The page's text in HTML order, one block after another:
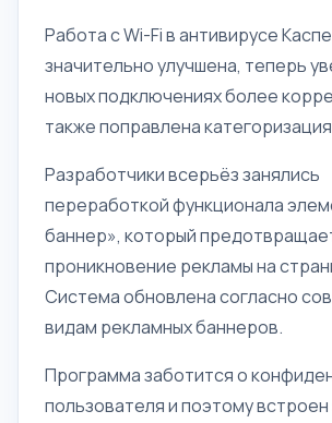
Работа с Wi-Fi в антивирусе
значительно улучшена, теперь
новых подключениях более
также поправлена
Разработчики всерьёз занялись
переработкой функционала
баннер», который
проникновение рекламы на
Система обновлена согласно
видам рекламных баннеров.
Программа заботится о
пользователя и поэтому